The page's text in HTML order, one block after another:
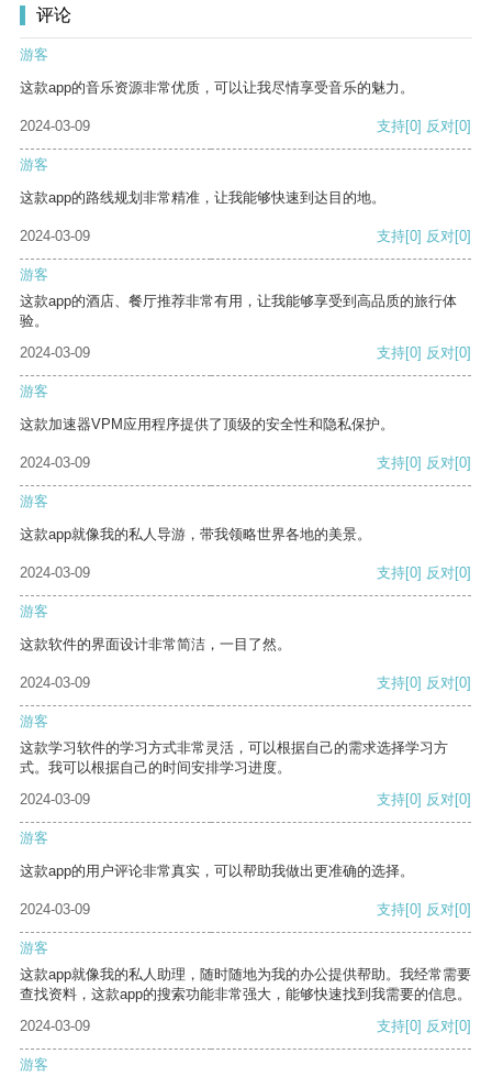
评论
游客
这款app的音乐资源非常优质，可以让我尽情享受音乐的魅力。
2024-03-09 支持[0] 反对[0]
游客
这款app的路线规划非常精准，让我能够快速到达目的地。
2024-03-09 支持[0] 反对[0]
游客
这款app的酒店、餐厅推荐非常有用，让我能够享受到高品质的旅行体
验。
2024-03-09
支持[0] 反对[0]
游客
这款加速器VPM应用程序提供了顶级的安全性和隐私保护。
2024-03-09 支持[0] 反对[0]
游客
这款app就像我的私人导游，带我领略世界各地的美景。
2024-03-09 支持[0] 反对[0]
游客
这款软件的界面设计非常简洁，一目了然。
2024-03-09 支持[0] 反对[0]
游客
这款学习软件的学习方式非常灵活，可以根据自己的需求选择学习方
式。我可以根据自己的时间安排学习进度。
2024-03-09
支持[0] 反对[0]
游客
这款app的用户评论非常真实，可以帮助我做出更准确的选择。
2024-03-09 支持[0] 反对[0]
游客
这款app就像我的私人助理，随时随地为我的办公提供帮助。我经常需要
查找资料，这款app的搜索功能非常强大，能够快速找到我需要的信息。
2024-03-09
支持[0] 反对[0]
游客